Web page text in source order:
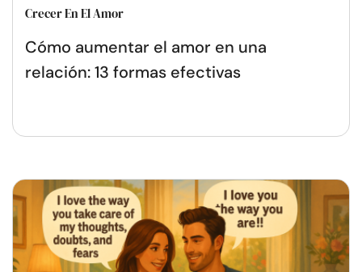
Crecer En El Amor
Cómo aumentar el amor en una
relación: 13 formas efectivas